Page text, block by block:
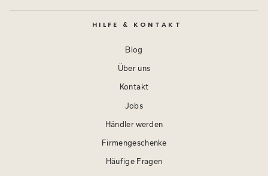
HILFE & KONTAKT
Blog
Über uns
Kontakt
Jobs
Händler werden
Firmengeschenke
Häufige Fragen